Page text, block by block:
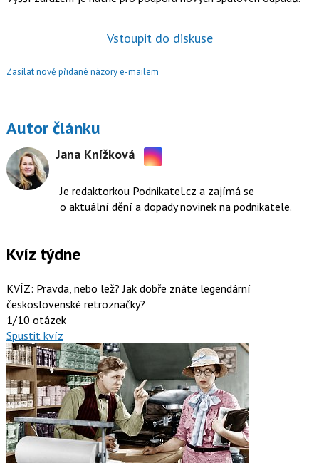
Vstoupit do diskuse
Zasílat nově přidané názory e-mailem
Autor článku
Jana Knížková
Sdílejte
Instagramu
Je redaktorkou Podnikatel.cz a zajímá se
o aktuální dění a dopady novinek na podnikatele.
Kvíz týdne
KVÍZ: Pravda, nebo lež? Jak dobře znáte legendární
československé retroznačky?
1/10 otázek
Spustit kvíz